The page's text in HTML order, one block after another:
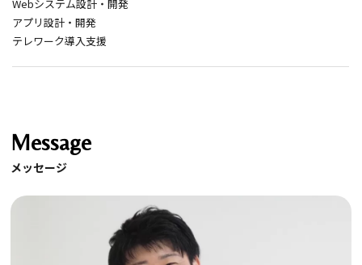
Webシステム設計・開発
アプリ設計・開発
テレワーク導入支援
Message
メッセージ